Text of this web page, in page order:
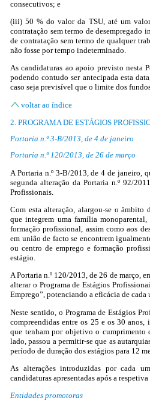
consecutivos; e
(iii) 50 % do valor da TSU, até um
contratação sem termo de desempregado
de contratação sem termo de qualquer
não fosse por tempo indeterminado.
As candidaturas ao apoio previsto nesta
podendo contudo ser antecipada esta
caso seja previsível que o limite dos
voltar ao índice
2. PROGRAMA DE ESTÁGIOS
Portaria n.º 3-B/2013, de 4 de janeiro
Portaria n.º 120/2013, de 26 de março
A Portaria n.º 3-B/2013, de 4 de janeiro,
segunda alteração da Portaria n.º 92/
Profissionais.
Com esta alteração, alargou-se o âmbito
que integrem uma família
formação profissional, assim como aos
em união de facto se encontrem
ou centro de emprego e formação
estágio.
A Portaria n.º 120/2013, de 26 de março,
alterar o Programa de Estágios
Emprego”, potenciando a eficácia de
Neste sentido, o Programa de Estágios
compreendidas entre os 25 e os 30 anos,
que tenham por objetivo o cumprimento
lado, passou a permitir-se que as
período de duração dos estágios para 12
As alterações introduzidas por cada
candidaturas apresentadas após a
Entidades promotoras